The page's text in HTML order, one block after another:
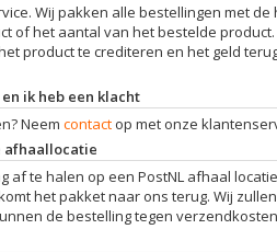
Wij pakken alle bestellingen met
of het aantal van het bestelde
product te crediteren en het geld
ik heb een klacht
Neem contact op met onze
afhaallocatie
af te halen op een PostNL afhaal
het pakket naar ons terug. Wij
de bestelling tegen